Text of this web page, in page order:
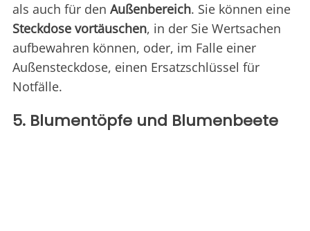
als auch für den Außenbereich. Sie können eine
Steckdose vortäuschen, in der Sie Wertsachen
aufbewahren können, oder, im Falle einer
Außensteckdose, einen Ersatzschlüssel für
Notfälle.
5. Blumentöpfe und Blumenbeete